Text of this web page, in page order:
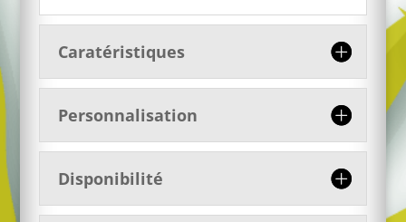
Caratéristiques
Personnalisation
Disponibilité